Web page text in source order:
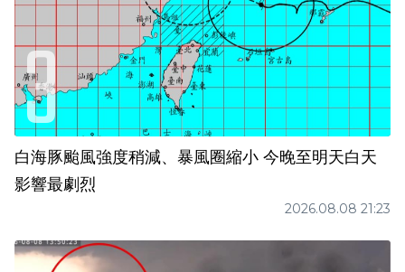
白海豚颱風強度稍減、暴風圈縮小 今晚至明天白天
影響最劇烈
2026.08.08 21:23